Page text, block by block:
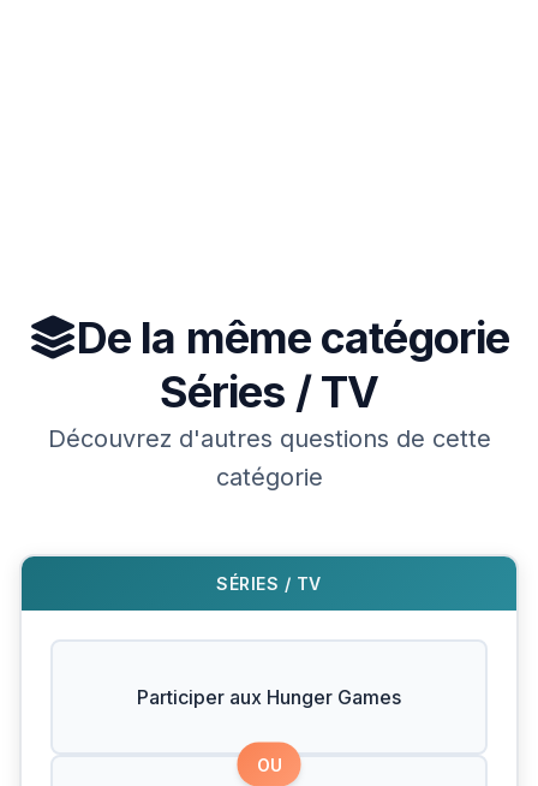
De la même catégorie
Séries / TV
Découvrez d'autres questions de cette
catégorie
SÉRIES / TV
Participer aux Hunger Games
OU